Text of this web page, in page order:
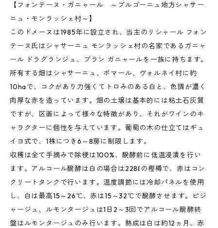
【フォンテーヌ・ガニャール ～ブルゴーニュ地方シャサー
ニュ・モンラッシェ村～】
このドメーヌは1985年に設立され、当主のリシャール フォン
テーヌ氏はシャサーニュ モンラッシェ村の名家であるガニャ
ール ドラグランジュ、ブラン ガニャールを一族に持ちます。
所有する畑はシャサーニュ、ポマール、ヴォルネイ村に約
10haで、コクがあり力強くてトロみのある白と、色調が濃く
肉厚な赤を造っています。畑の土壌は基本的には粘土石灰質
ですが、区画によって様々な特徴があり、それがワインのキ
ャラクターに個性を与えています。葡萄の木の仕立てはギュ
イヨ式で、1株につき6～8房に制限します。
収穫は全て手摘みで除梗は100%、醗酵前に低温浸漬を行い
ます。アルコール醗酵は白の場合は228ℓの樫樽で、赤はコン
クリートタンクで行います。温度調節には冷却パネルを使用
し、白は最高15～26℃、赤は15～32℃で醗酵させます。ピジ
ャージュ、ルモンタージュは1日2～3回でアルコール醗酵終
盤はルモンタージュのみ行います。熟成は白は約12ヵ月、赤